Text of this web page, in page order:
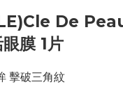
De
膜 1片
擊破三角紋